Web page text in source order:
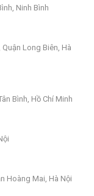
Ninh Bình
Quận Long Biên, Hà
Bình, Hồ Chí Minh
Hoàng Mai, Hà Nội